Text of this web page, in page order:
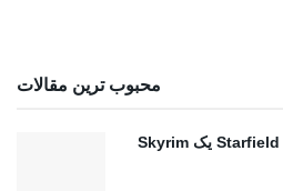
محبوب ترین مقالات
مدیر استودیوهای ایکس باکس: Starfield یک Skyrim